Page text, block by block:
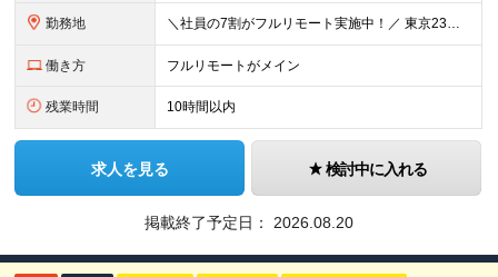
勤務地 ＼社員の7割がフルリモート実施中！／ 東京23区内など1都3県を中心としたプロジェクト先での勤務となります。 ※勤務地は希望を考慮します ≪本社≫ 東京都渋谷区恵比寿南1丁目3番7号 隅越ビル5階
働き方 フルリモートがメイン
残業時間 10時間以内
求人を見る 検討中に入れる
掲載終了予定日： 2026.08.20